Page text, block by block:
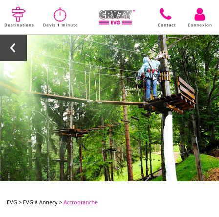
Destinations Devis 1 minute Contact Connexion
EVG > EVG à Annecy >Accrobranche